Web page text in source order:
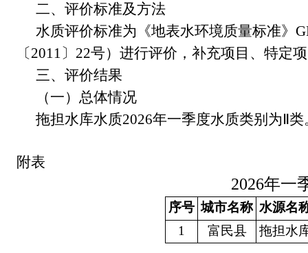
二、评价标准及方法
水质评价标准为《地表水环境质量标准》
〔2011〕 22号）进行评价，补充项目、特定
三、评价结果
（一）总体情况
拖担水库水质2026年一季度水质类别为Ⅱ类
附表
2026年一
序号 城市名称 水源名
1
富民县 拖担水